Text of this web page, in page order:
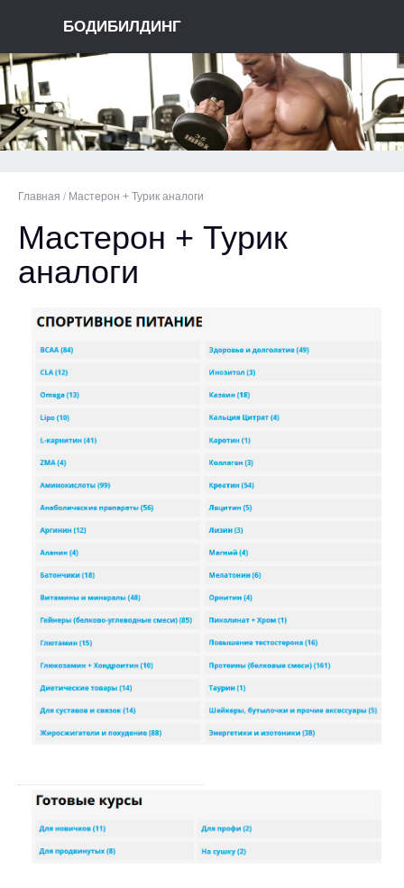
БОДИБИЛДИНГ
Главная / Мастерон + Турик аналоги
Мастерон + Турик
аналоги